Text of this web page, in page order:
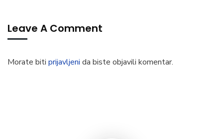
Leave A Comment
Morate biti prijavljeni da biste objavili komentar.